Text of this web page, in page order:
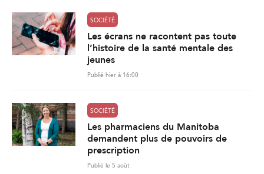
SOCIÉTÉ
Les écrans ne racontent pas toute
l’histoire de la santé mentale des
jeunes
Publié hier à 16:00
SOCIÉTÉ
Les pharmaciens du Manitoba
demandent plus de pouvoirs de
prescription
Publié le 5 août